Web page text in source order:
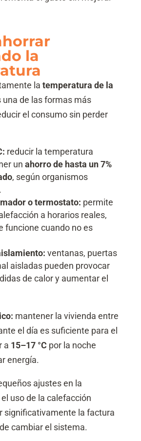
la
la temperatura de la
de las formas más
el consumo sin perder
reducir la temperatura
un ahorro de hasta un 7%
, según organismos
o termostato: permite
a horarios reales,
funcione cuando no es
ventanas, puertas
aisladas pueden provocar
de calor y aumentar el
mantener la vivienda entre
el día es suficiente para el
a 15–17 °C por la noche
energía.
ajustes en la
uso de la calefacción
significativamente la factura
cambiar el sistema.